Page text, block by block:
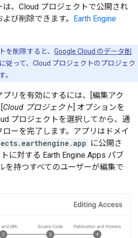
、Cloud プロジェクトで公開され
び削除できます。 Earth Engine
を削除すると、 Google Cloud のデータ削
に従って、Cloud プロジェクトのプロジェク
。
リを有効にするには、[編集アク
Cloud プロジェクト] オプションを
プロジェクトを選択してから、通
ーを完了します。アプリはドメイ
に公開さ
に対する Earth Engine Apps パブ
を持つすべてのユーザーが編集で